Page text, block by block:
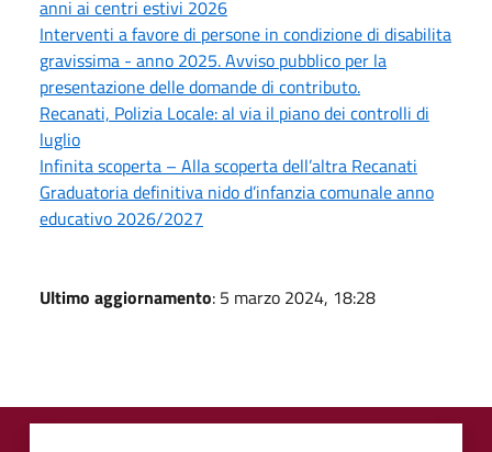
anni ai centri estivi 2026
Interventi a favore di persone in condizione di disabilita
gravissima - anno 2025. Avviso pubblico per la
presentazione delle domande di contributo.
Recanati, Polizia Locale: al via il piano dei controlli di
luglio
Infinita scoperta – Alla scoperta dell’altra Recanati
Graduatoria definitiva nido d’infanzia comunale anno
educativo 2026/2027
Ultimo aggiornamento: 5 marzo 2024, 18:28